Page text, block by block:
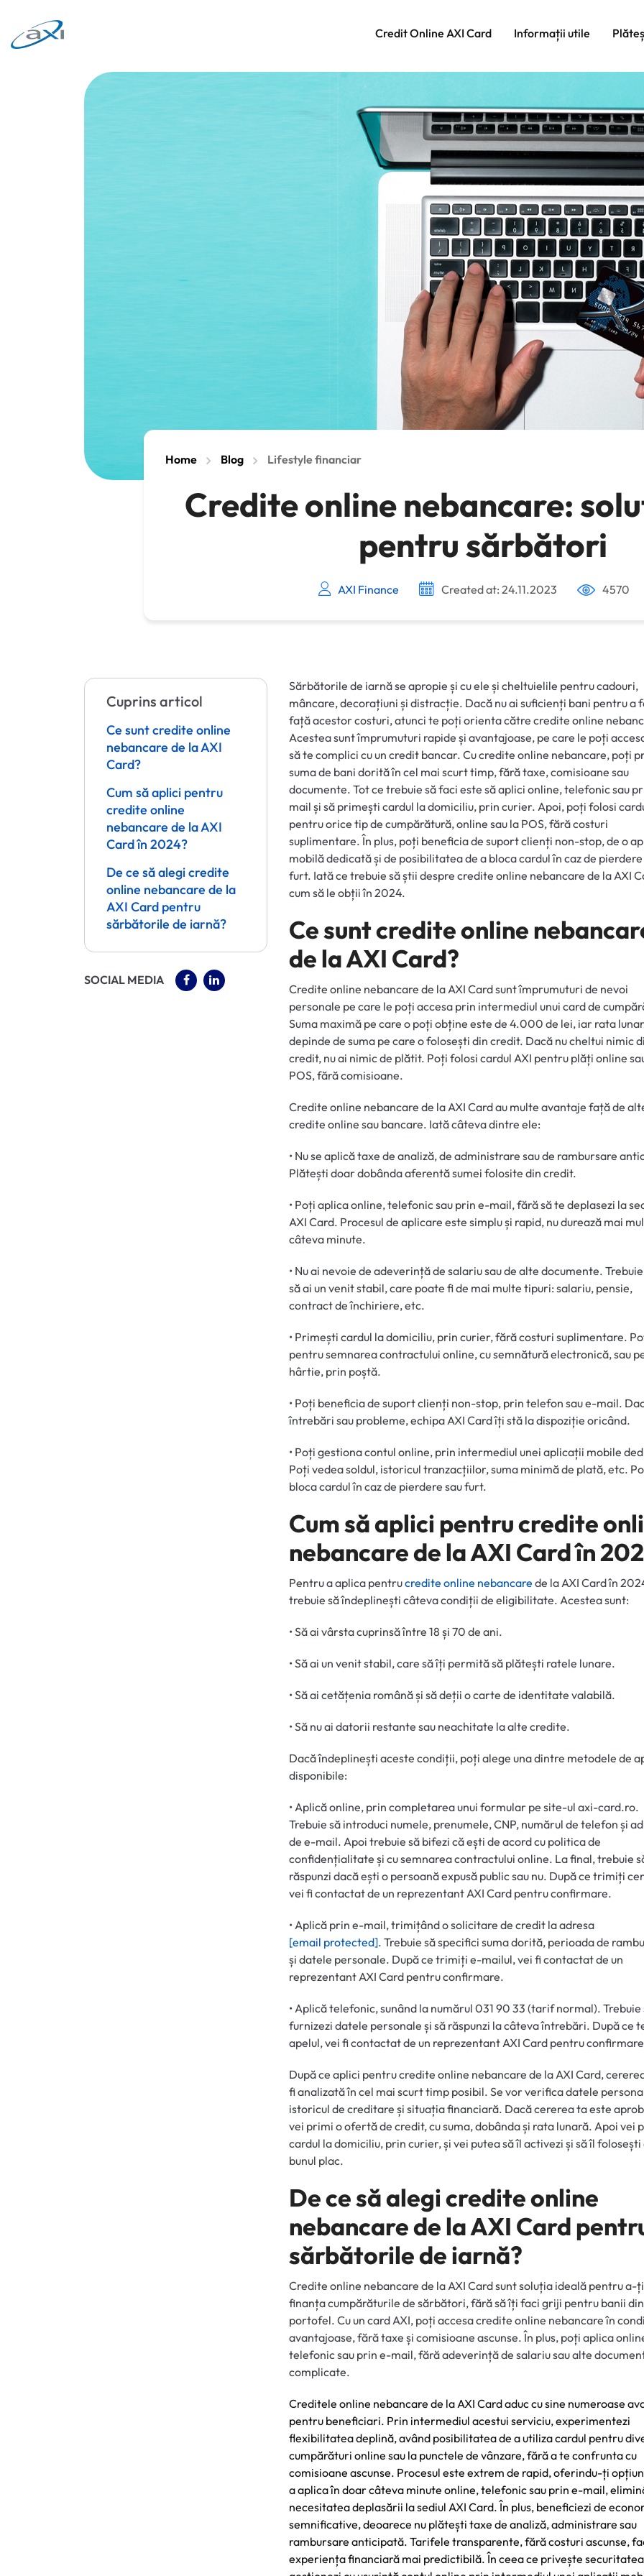
Credit Online AXI Card Informații utile
Home Blog Lifestyle financiar
Credite online nebancare:
pentru sărbători
AXI Finance Created at: 24.11.2023 4570
Cuprins articol
Ce sunt credite online
nebancare de la AXI
Card?
Cum să aplici pentru
credite online
nebancare de la AXI
Card în 2024?
De ce să alegi credite
online nebancare de la
AXI Card pentru
sărbătorile de iarnă?
SOCIAL MEDIA (OPENS IN A NEW TAB)
(OPENS IN A NEW TAB)
Sărbătorile de iarnă se apropie și cu ele și cheltuielile pentru cadouri,
mâncare, decorațiuni și distracție. Dacă nu ai suficienți bani pentru a
față acestor costuri, atunci te poți orienta către credite online
Acestea sunt împrumuturi rapide și avantajoase, pe care le poți
să te complici cu un credit bancar. Cu credite online nebancare, poți
suma de bani dorită în cel mai scurt timp, fără taxe, comisioane sau
documente. Tot ce trebuie să faci este să aplici online, telefonic sau
mail și să primești cardul la domiciliu, prin curier. Apoi, poți folosi
pentru orice tip de cumpărătură, online sau la POS, fără costuri
suplimentare. În plus, poți beneficia de suport clienți non-stop, de o
mobilă dedicată și de posibilitatea de a bloca cardul în caz de pierdere
furt. Iată ce trebuie să știi despre credite online nebancare de la AXI
cum să le obții în 2024.
Ce sunt credite online
de la AXI Card?
Credite online nebancare de la AXI Card sunt împrumuturi de nevoi
personale pe care le poți accesa prin intermediul unui card de
Suma maximă pe care o poți obține este de 4.000 de lei, iar rata
depinde de suma pe care o folosești din credit. Dacă nu cheltui nimic
credit, nu ai nimic de plătit. Poți folosi cardul AXI pentru plăți online
POS, fără comisioane.
Credite online nebancare de la AXI Card au multe avantaje față de
credite online sau bancare. Iată câteva dintre ele:
• Nu se aplică taxe de analiză, de administrare sau de rambursare
Plătești doar dobânda aferentă sumei folosite din credit.
• Poți aplica online, telefonic sau prin e-mail, fără să te deplasezi la
AXI Card. Procesul de aplicare este simplu și rapid, nu durează mai
câteva minute.
• Nu ai nevoie de adeverință de salariu sau de alte documente.
să ai un venit stabil, care poate fi de mai multe tipuri: salariu, pensie,
contract de închiriere, etc.
• Primești cardul la domiciliu, prin curier, fără costuri suplimentare.
pentru semnarea contractului online, cu semnătură electronică, sau
hârtie, prin poștă.
• Poți beneficia de suport clienți non-stop, prin telefon sau e-mail.
întrebări sau probleme, echipa AXI Card îți stă la dispoziție oricând.
• Poți gestiona contul online, prin intermediul unei aplicații mobile
Poți vedea soldul, istoricul tranzacțiilor, suma minimă de plată, etc.
bloca cardul în caz de pierdere sau furt.
Cum să aplici pentru credite
nebancare de la AXI Card în
Pentru a aplica pentrucredite online nebancarede la AXI Card în
trebuie să îndeplinești câteva condiții de eligibilitate. Acestea sunt:
• Să ai vârsta cuprinsă între 18 și 70 de ani.
• Să ai un venit stabil, care să îți permită să plătești ratele lunare.
• Să ai cetățenia română și să deții o carte de identitate valabilă.
• Să nu ai datorii restante sau neachitate la alte credite.
Dacă îndeplinești aceste condiții, poți alege una dintre metodele de
disponibile:
• Aplică online, prin completarea unui formular pe site-ul axi-card.ro.
Trebuie să introduci numele, prenumele, CNP, numărul de telefon și
de e-mail. Apoi trebuie să bifezi că ești de acord cu politica de
confidențialitate și cu semnarea contractului online. La final, trebuie
răspunzi dacă ești o persoană expusă public sau nu. După ce trimiți
vei fi contactat de un reprezentant AXI Card pentru confirmare.
• Aplică prin e-mail, trimițând o solicitare de credit la adresa
[email protected]. Trebuie să specifici suma dorită, perioada de
și datele personale. După ce trimiți e-mailul, vei fi contactat de un
reprezentant AXI Card pentru confirmare.
• Aplică telefonic, sunând la numărul 031 90 33 (tarif normal). Trebuie
furnizezi datele personale și să răspunzi la câteva întrebări. După ce
apelul, vei fi contactat de un reprezentant AXI Card pentru
După ce aplici pentru credite online nebancare de la AXI Card,
fi analizată în cel mai scurt timp posibil. Se vor verifica datele
istoricul de creditare și situația financiară. Dacă cererea ta este
vei primi o ofertă de credit, cu suma, dobânda și rata lunară. Apoi vei
cardul la domiciliu, prin curier, și vei putea să îl activezi și să îl folosești
bunul plac.
De ce să alegi credite online
nebancare de la AXI Card
sărbătorile de iarnă?
Credite online nebancare de la AXI Card sunt soluția ideală pentru a-ți
finanța cumpărăturile de sărbători, fără să îți faci griji pentru banii din
portofel. Cu un card AXI, poți accesa credite online nebancare în
avantajoase, fără taxe și comisioane ascunse. În plus, poți aplica
telefonic sau prin e-mail, fără adeverință de salariu sau alte
complicate.
Creditele online nebancare de la AXI Card aduc cu sine numeroase
pentru beneficiari. Prin intermediul acestui serviciu, experimentezi
flexibilitatea deplină, având posibilitatea de a utiliza cardul pentru
cumpărături online sau la punctele de vânzare, fără a te confrunta cu
comisioane ascunse. Procesul este extrem de rapid, oferindu-ți
a aplica în doar câteva minute online, telefonic sau prin e-mail,
necesitatea deplasării la sediul AXI Card. În plus, beneficiezi de
semnificative, deoarece nu plătești taxe de analiză, administrare sau
rambursare anticipată. Tarifele transparente, fără costuri ascunse,
experiența financiară mai predictibilă. În ceea ce privește